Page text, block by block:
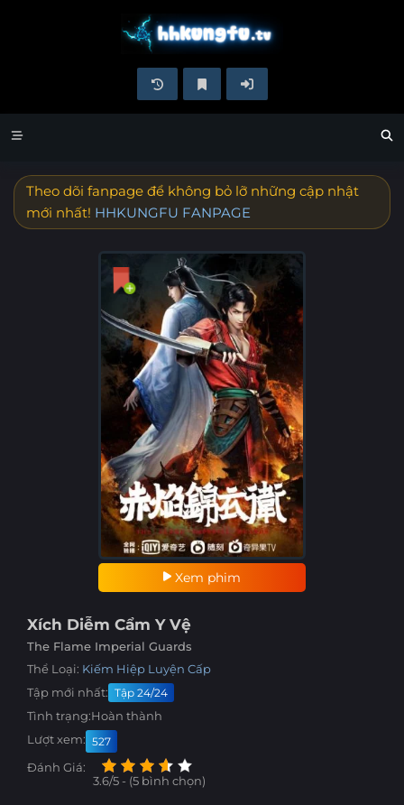
Theo dõi fanpage để không bỏ lỡ những cập nhật
mới nhất! HHKUNGFU FANPAGE
Xem phim
Xích Diễm Cẩm Y Vệ
The Flame Imperial Guards
Thể Loại: Kiếm Hiệp Luyện Cấp
Tập mới nhất: Tập 24/24
Tình trạng:Hoàn thành
Lượt xem: 527
Đánh Giá:
3.6/5 - (5 bình chọn)